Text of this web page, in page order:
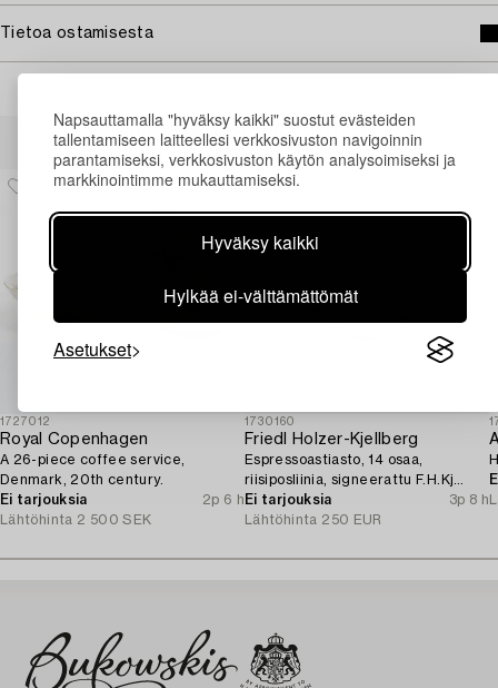
Napsauttamalla "hyväksy kaikki" suostut evästeiden
tallentamiseen laitteellesi verkkosivuston navigoinnin
parantamiseksi, verkkosivuston käytön analysoimiseksi ja
markkinointimme mukauttamiseksi.
Hyväksy kaikki
Hylkää ei-välttämättömät
Asetukset
Tietoa ostamisesta
Muiden katsomia kohteita
1727012
Royal Copenhagen
A 26-piece coffee service,
Denmark, 20th century.
Ei tarjouksia
2p 6 h
Lähtöhinta 2 500 SEK
1730160
Friedl Holzer-Kjellberg
Espressoastiasto, 14 osaa,
riisiposliinia, signeerattu F.H.Kj
Arabia Finland.
Ei tarjouksia
3p 8 h
Lähtöhinta 250 EUR